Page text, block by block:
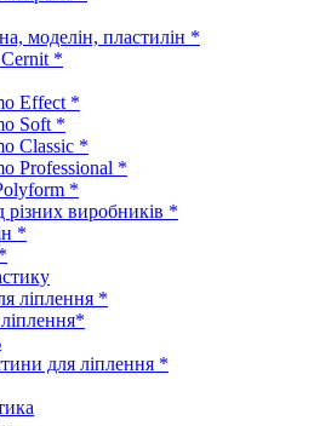
моделін, пластилін *
*
Effect *
Soft *
Classic *
Professional *
*
різних виробників *
*
ліплення *
для ліплення *